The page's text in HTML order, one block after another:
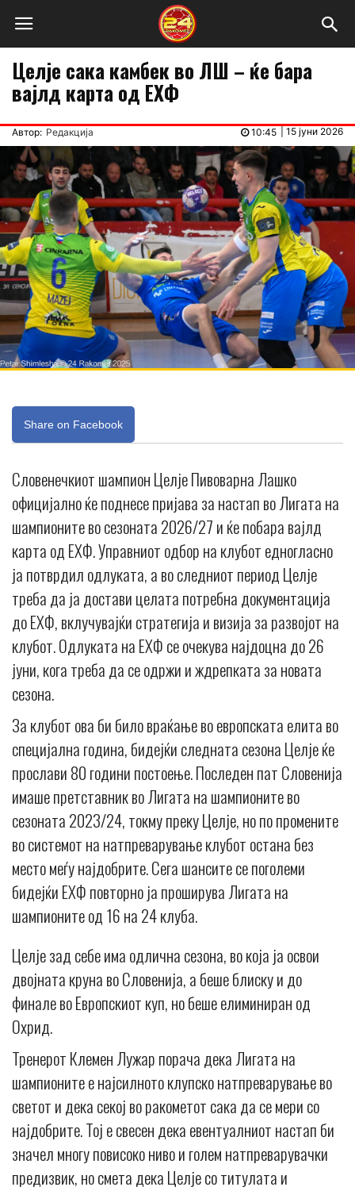
Целје сака камбек во ЛШ – ќе бара
вајлд карта од ЕХФ
Автор: Редакција 15 јуни 2026
10:45
Share on Facebook
Словенечкиот шампион Целје Пивоварна Лашко
официјално ќе поднесе пријава за настап во Лигата на
шампионите во сезоната 2026/27 и ќе побара вајлд
карта од ЕХФ. Управниот одбор на клубот едногласно
ја потврдил одлуката, а во следниот период Целје
треба да ја достави целата потребна документација
до ЕХФ, вклучувајќи стратегија и визија за развојот на
клубот. Одлуката на ЕХФ се очекува најдоцна до 26
јуни, кога треба да се одржи и ждрепката за новата
сезона.
За клубот ова би било враќање во европската елита во
специјална година, бидејќи следната сезона Целје ќе
прослави 80 години постоење. Последен пат Словенија
имаше претставник во Лигата на шампионите во
сезоната 2023/24, токму преку Целје, но по промените
во системот на натпреварување клубот остана без
место меѓу најдобрите. Сега шансите се поголеми
бидејќи ЕХФ повторно ја проширува Лигата на
шампионите од 16 на 24 клуба.
Целје зад себе има одлична сезона, во која ја освои
двојната круна во Словенија, а беше блиску и до
финале во Европскиот куп, но беше елиминиран од
Охрид.
Тренерот Клемен Лужар порача дека Лигата на
шампионите е најсилното клупско натпреварување во
светот и дека секој во ракометот сака да се мери со
најдобрите. Тој е свесен дека евентуалниот настап би
значел многу повисоко ниво и голем натпреварувачки
предизвик, но смета дека Целје со титулата и